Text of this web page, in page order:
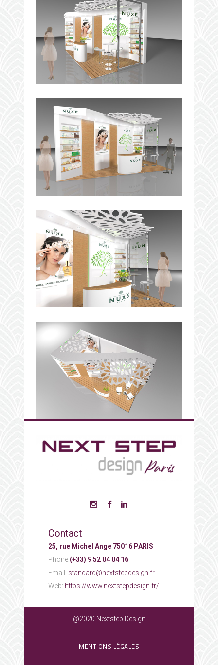
Contact
25, rue Michel Ange 75016 PARIS
Phone:(+33) 9 52 04 04 16
Email: standard@nextstepdesign.fr
Web: https://www.nextstepdesign.fr/
@2020 Nextstep Design
MENTIONS LÉGALES